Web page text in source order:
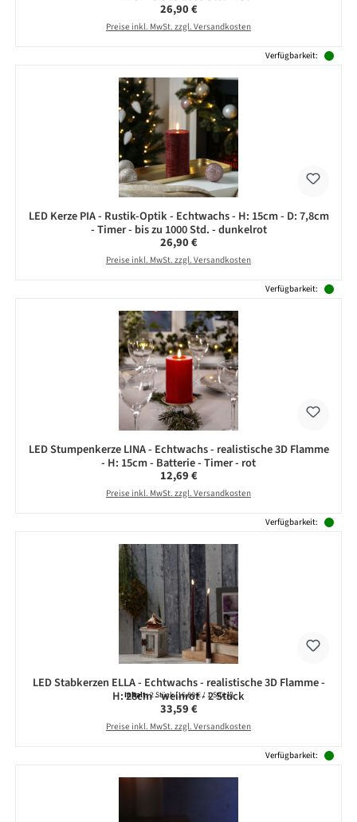
Regulärer Preis:
26,90 €
Preise inkl. MwSt. zzgl. Versandkosten
Verfügbarkeit:
LED Kerze PIA - Rustik-Optik - Echtwachs - H: 15cm - D: 7,8cm
- Timer - bis zu 1000 Std. - dunkelrot
Regulärer Preis:
26,90 €
Preise inkl. MwSt. zzgl. Versandkosten
Verfügbarkeit:
LED Stumpenkerze LINA - Echtwachs - realistische 3D Flamme
- H: 15cm - Batterie - Timer - rot
Regulärer Preis:
12,69 €
Preise inkl. MwSt. zzgl. Versandkosten
Verfügbarkeit:
LED Stabkerzen ELLA - Echtwachs - realistische 3D Flamme -
H: 28cm - weinrot - 2 Stück
Inhalt:2 Stück(16,80 € / 1 Stück)
Regulärer Preis:
33,59 €
Preise inkl. MwSt. zzgl. Versandkosten
Verfügbarkeit: